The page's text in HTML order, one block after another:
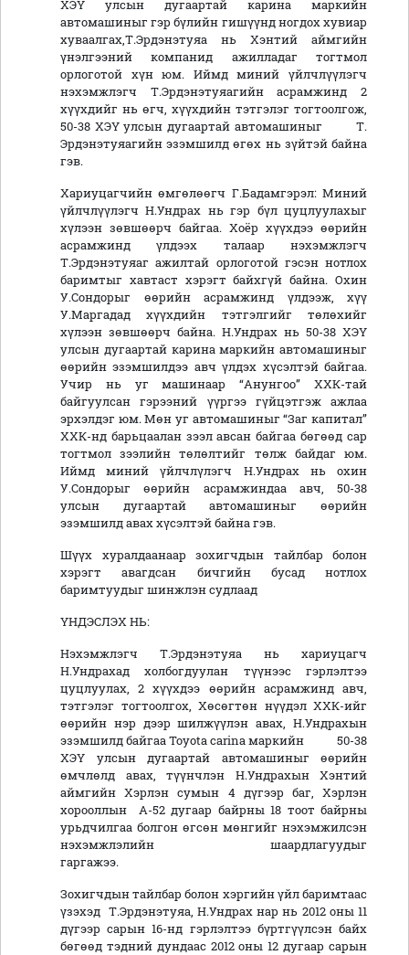
ХЭҮ улсын дугаартай карина маркийн
автомашиныг гэр бүлийн гишүүнд ногдох хувиар
хуваалгах,Т.Эрдэнэтуяа нь Хэнтий аймгийн
үнэлгээний компанид ажилладаг тогтмол
орлоготой хүн юм. Иймд миний үйлчлүүлэгч
нэхэмжлэгч Т.Эрдэнэтуяагийн асрамжинд 2
хүүхдийг нь өгч, хүүхдийн тэтгэлэг тогтоолгож,
50-38 ХЭҮ улсын дугаартай автомашиныг Т.
Эрдэнэтуяагийн эзэмшилд өгөх нь зүйтэй байна
гэв.
Хариуцагчийн өмгөлөөгч Г.Бадамгэрэл: Миний
үйлчлүүлэгч Н.Ундрах нь гэр бүл цуцлуулахыг
хүлээн зөвшөөрч байгаа. Хоёр хүүхдээ өөрийн
асрамжинд үлдээх талаар нэхэмжлэгч
Т.Эрдэнэтуяаг ажилтай орлоготой гэсэн нотлох
баримтыг хавтаст хэрэгт байхгүй байна. Охин
У.Сондорыг өөрийн асрамжинд үлдээж, хүү
У.Маргадад хүүхдийн тэтгэлгийг төлөхийг
хүлээн зөвшөөрч байна. Н.Ундрах нь 50-38 ХЭҮ
улсын дугаартай карина маркийн автомашиныг
өөрийн эзэмшилдээ авч үлдэх хүсэлтэй байгаа.
Учир нь уг машинаар “Анунгоо” ХХК-тай
байгуулсан гэрээний үүргээ гүйцэтгэж ажлаа
эрхэлдэг юм. Мөн уг автомашиныг “Заг капитал”
ХХК-нд барьцаалан зээл авсан байгаа бөгөөд сар
тогтмол зээлийн төлөлтийг төлж байдаг юм.
Иймд миний үйлчлүлэгч Н.Ундрах нь охин
У.Сондорыг өөрийн асрамжиндаа авч, 50-38
улсын дугаартай автомашиныг өөрийн
эзэмшилд авах хүсэлтэй байна гэв.
Шүүх хуралдаанаар зохигчдын тайлбар болон
хэрэгт авагдсан бичгийн бусад нотлох
баримтуудыг шинжлэн судлаад
ҮНДЭСЛЭХ НЬ:
Нэхэмжлэгч Т.Эрдэнэтуяа нь хариуцагч
Н.Ундрахад холбогдуулан түүнээс гэрлэлтээ
цуцлуулах, 2 хүүхдээ өөрийн асрамжинд авч,
тэтгэлэг тогтоолгох, Хөсөгтөн нүүдэл ХХК-ийг
өөрийн нэр дээр шилжүүлэн авах, Н.Ундрахын
эзэмшилд байгаа Toyota carina маркийн 50-38
ХЭҮ улсын дугаартай автомашиныг өөрийн
өмчлөлд авах, түүнчлэн Н.Ундрахын Хэнтий
аймгийн Хэрлэн сумын 4 дүгээр баг, Хэрлэн
хорооллын А-52 дугаар байрны 18 тоот байрны
урьдчилгаа болгон өгсөн мөнгийг нэхэмжилсэн
нэхэмжлэлийн шаардлагуудыг
гаргажээ.
Зохигчдын тайлбар болон хэргийн үйл баримтаас
үзэхэд Т.Эрдэнэтуяа, Н.Ундрах нар нь 2012 оны 11
дүгээр сарын 16-нд гэрлэлтээ бүртгүүлсэн байх
бөгөөд тэдний дундаас 2012 оны 12 дугаар сарын